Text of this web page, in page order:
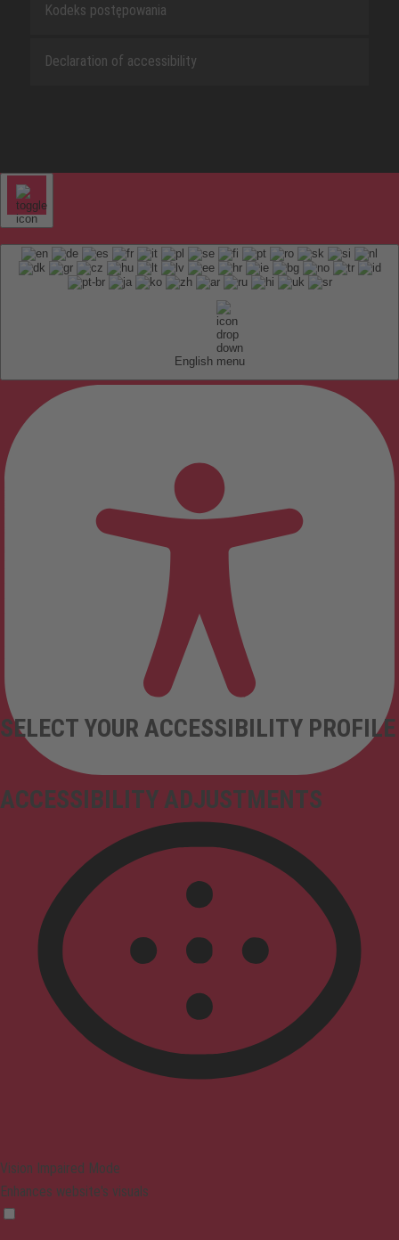
Kodeks postępowania
Declaration of accessibility
English
ACCESSIBILITY ADJUSTMENTS
SELECT YOUR ACCESSIBILITY PROFILE
Vision Impaired Mode
Enhances website's visuals